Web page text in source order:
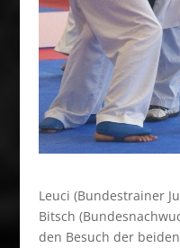
Leuci (Bundestrainer
Bitsch
den Besuch der